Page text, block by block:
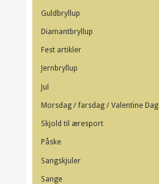
Guldbryllup
Diamantbryllup
Fest artikler
Jernbryllup
Jul
Morsdag / farsdag / Valentine Dag
Skjold til æresport
Påske
Sangskjuler
Sange